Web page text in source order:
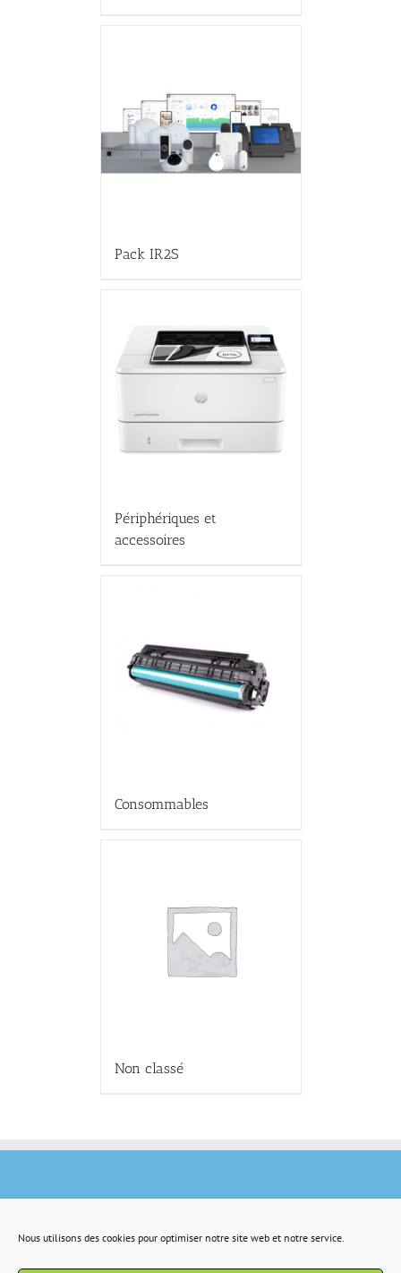
Nous utilisons des cookies pour optimiser notre site web et notre service.
Pack IR2S
Périphériques et
accessoires
Consommables
Non classé